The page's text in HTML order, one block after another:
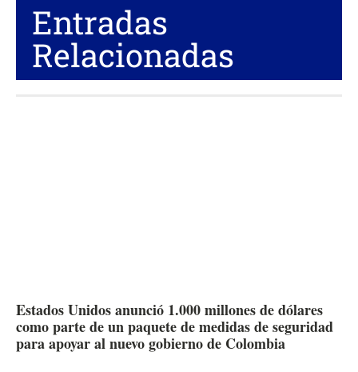
Entradas
Relacionadas
Estados Unidos anunció 1.000 millones de dólares
como parte de un paquete de medidas de seguridad
para apoyar al nuevo gobierno de Colombia